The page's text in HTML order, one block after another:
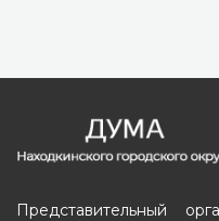
Представительный